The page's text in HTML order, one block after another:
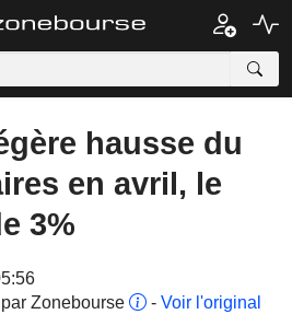
hausse du
en avril, le
3%
Zonebourse
- Voir l'original